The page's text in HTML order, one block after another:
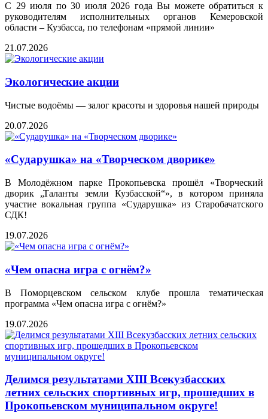
С 29 июля по 30 июля 2026 года Вы можете обратиться к
руководителям исполнительных органов Кемеровской
области – Кузбасса, по телефонам «прямой линии»
21.07.2026
Экологические акции
Чистые водоёмы — залог красоты и здоровья нашей природы
20.07.2026
«Сударушка» на «Творческом дворике»
В Молодёжном парке Прокопьевска прошёл «Творческий
дворик „Таланты земли Кузбасской“», в котором приняла
участие вокальная группа «Сударушка» из Старобачатского
СДК!
19.07.2026
«Чем опасна игра с огнём?»
В Поморцевском сельском клубе прошла тематическая
программа «Чем опасна игра с огнём?»
19.07.2026
Делимся результатами XIII Всекузбасских
летних сельских спортивных игр, прошедших в
Прокопьевском муниципальном округе!